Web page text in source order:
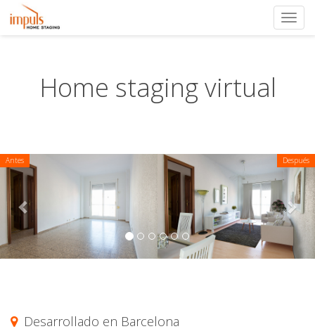
Home staging virtual
Antes Después
Previous
Desarrollado en Barcelona